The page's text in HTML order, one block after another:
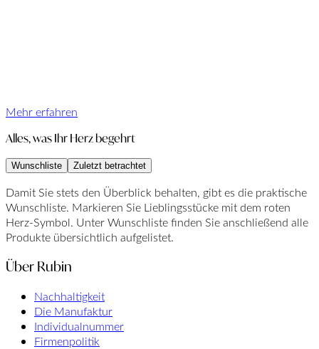
Mehr erfahren
Alles, was Ihr Herz begehrt
Wunschliste Zuletzt betrachtet
Damit Sie stets den Überblick behalten, gibt es die praktische
Wunschliste. Markieren Sie Lieblingsstücke mit dem roten
Herz-Symbol. Unter Wunschliste finden Sie anschließend alle
Produkte übersichtlich aufgelistet.
Über Rubin
Nachhaltigkeit
Die Manufaktur
Individualnummer
Firmenpolitik